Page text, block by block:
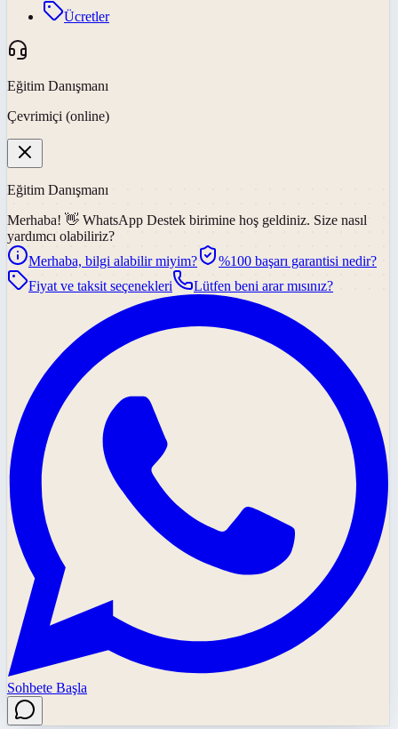
Ücretler
Eğitim Danışmanı
Çevrimiçi (online)
Eğitim Danışmanı
Merhaba! 👋 WhatsApp Destek birimine hoş geldiniz. Size nasıl
yardımcı olabiliriz?
Merhaba, bilgi alabilir miyim?
%100 başarı garantisi nedir?
Fiyat ve taksit seçenekleri
Lütfen beni arar mısınız?
Sohbete Başla